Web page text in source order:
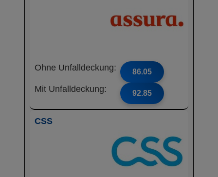
Ohne Unfalldeckung: 86.05
Mit Unfalldeckung: 92.85
CSS